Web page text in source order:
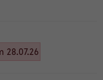
28.07.26